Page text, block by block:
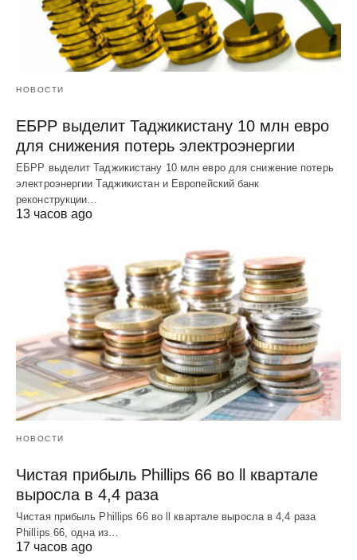
НОВОСТИ
ЕБРР выделит Таджикистану 10 млн евро
для снижения потерь электроэнергии
ЕБРР выделит Таджикистану 10 млн евро для снижение потерь
электроэнергии Таджикистан и Европейский банк
реконструкции…
13 часов ago
НОВОСТИ
Чистая прибыль Phillips 66 во ll квартале
выросла в 4,4 раза
Чистая прибыль Phillips 66 во ll квартале выросла в 4,4 раза
Phillips 66, одна из…
17 часов ago